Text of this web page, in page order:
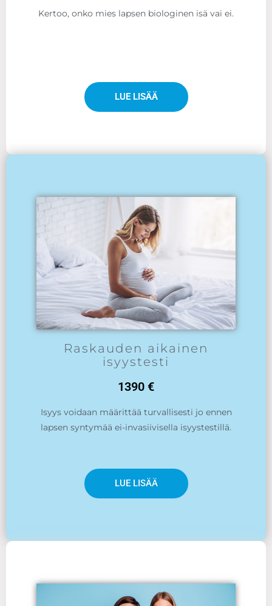
Kertoo, onko mies lapsen biologinen isä vai ei.
LUE LISÄÄ
Raskauden aikainen
isyystesti
1390 €
Isyys voidaan määrittää turvallisesti jo ennen
lapsen syntymää ei-invasiivisella isyystestillä.
LUE LISÄÄ